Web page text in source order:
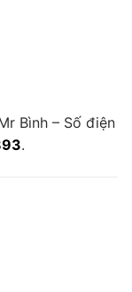
Bình – Số điện
.